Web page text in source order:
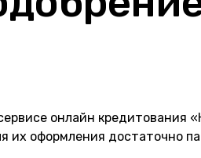
онлайн кредитования
их оформления достаточно